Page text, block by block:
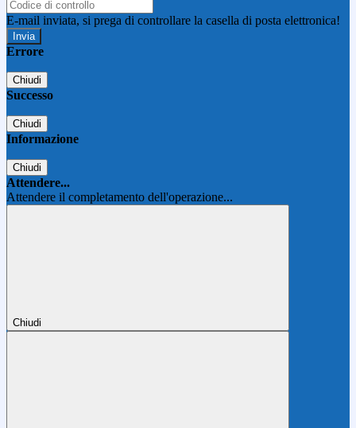
E-mail inviata, si prega di controllare la casella di posta elettronica!
Errore
Chiudi
Successo
Chiudi
Informazione
Chiudi
Attendere...
Attendere il completamento dell'operazione...
Chiudi